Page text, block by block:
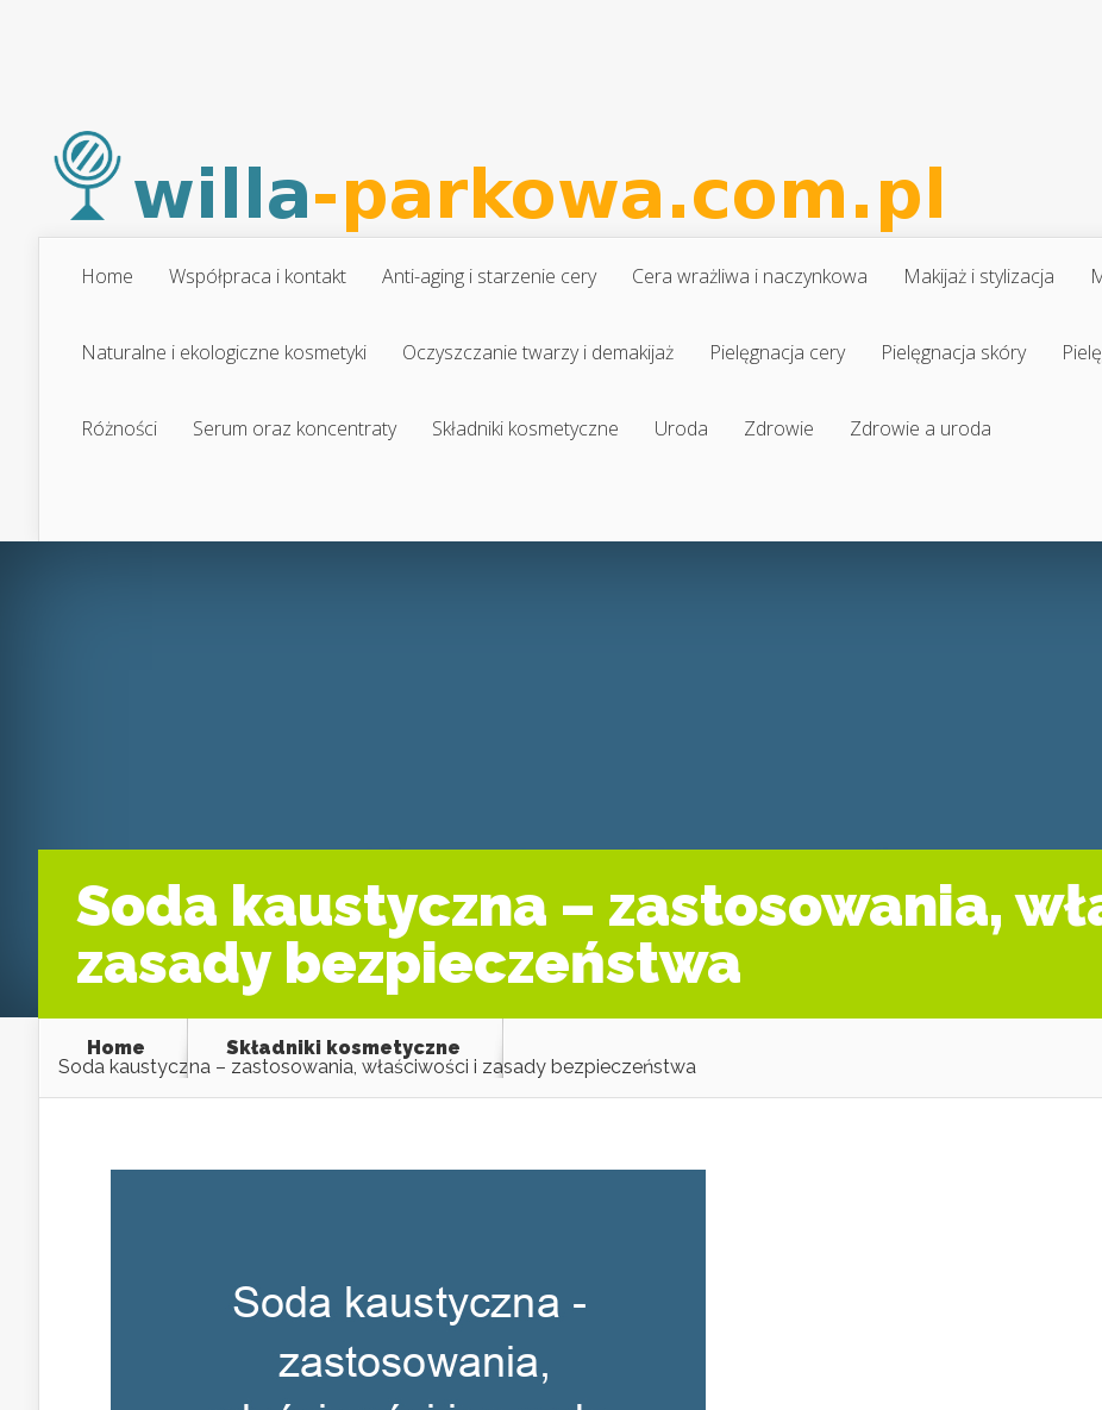
Home Współpraca i kontakt Anti-aging i starzenie cery Cera wrażliwa i naczynkowa Makijaż i stylizacja
Naturalne i ekologiczne kosmetyki Oczyszczanie twarzy i demakijaż Pielęgnacja cery Pielęgnacja skóry
Różności Serum oraz koncentraty Składniki kosmetyczne Uroda Zdrowie Zdrowie a uroda
Soda kaustyczna – zastosowania,
zasady bezpieczeństwa
Home
Składniki kosmetyczne
Soda kaustyczna – zastosowania, właściwości i zasady bezpieczeństwa